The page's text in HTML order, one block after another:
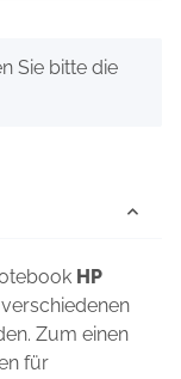
Sie bitte die
HP
Zum einen
für